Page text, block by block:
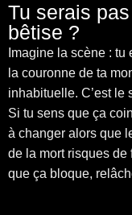
Tu serais
bêtise ?
Imagine la scène :
la couronne de ta
inhabituelle. C’est le
Si tu sens que ça
à changer alors que
de la mort risques
que ça bloque,